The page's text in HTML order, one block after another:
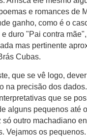
e romances de
ganho, como é o
duro "Pai contra
mas pertinente
Cubas.
que se vê logo,
na precisão dos
que se
alguns pequenos até
outro machadiano
Vejamos os